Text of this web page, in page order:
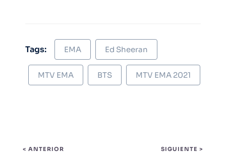
Tags: EMA Ed Sheeran
MTV EMA BTS MTV EMA 2021
< ANTERIOR SIGUIENTE >